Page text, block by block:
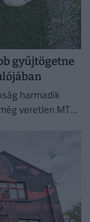
gyűjtögetne
harmadik
veretlen MTK